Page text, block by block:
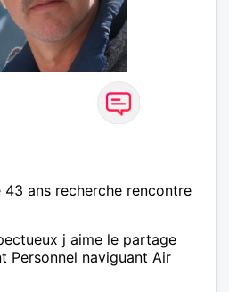
ans recherche rencontre
j aime le partage
Personnel naviguant Air